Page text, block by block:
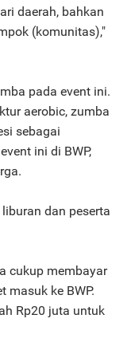
daerah, bahkan
(komunitas),"
pada event ini.
aerobic, zumba
sebagai
ini di BWP,
dan peserta
cukup membayar
masuk ke BWP.
Rp20 juta untuk